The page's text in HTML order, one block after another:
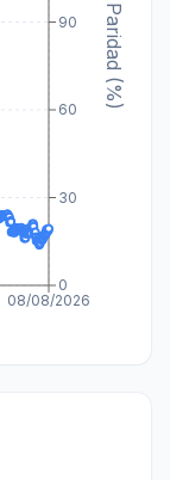
08/08/2026
0
30
60
90 Paridad (%)